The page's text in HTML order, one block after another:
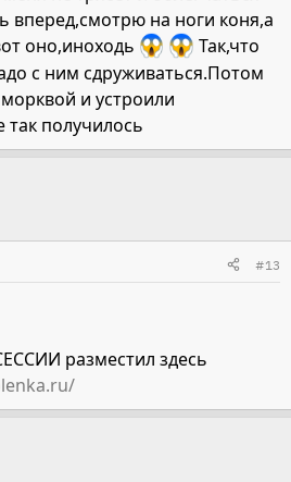
вперед,смотрю на ноги коня,а
оно,иноходь
Так,что
с ним сдруживаться.Потом
и устроили
так получилось
#13
разместил здесь